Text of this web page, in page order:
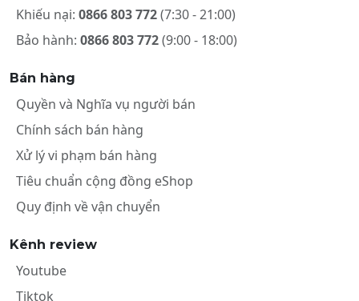
Khiếu nại: 0866 803 772(7:30 - 21:00)
Bảo hành: 0866 803 772(9:00 - 18:00)
Bán hàng
Quyền và Nghĩa vụ người bán
Chính sách bán hàng
Xử lý vi phạm bán hàng
Tiêu chuẩn cộng đồng eShop
Quy định về vận chuyển
Kênh review
Youtube
Tiktok